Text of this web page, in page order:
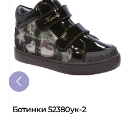
Ботинки 52380ук-2